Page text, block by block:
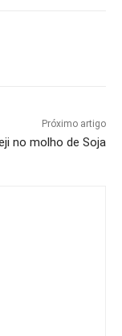
Próximo artigo
no molho de Soja